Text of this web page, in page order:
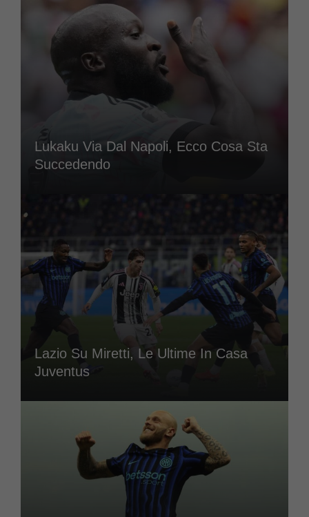
Lukaku Via Dal Napoli, Ecco Cosa Sta
Succedendo
Lazio Su Miretti, Le Ultime In Casa
Juventus